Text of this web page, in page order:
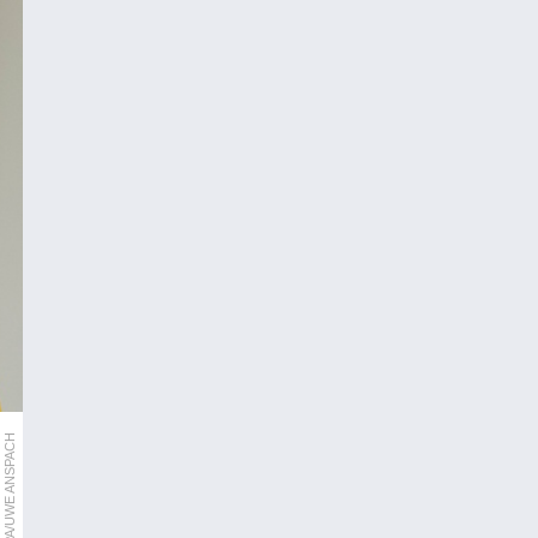
APA/DPA/UWE ANSPACH